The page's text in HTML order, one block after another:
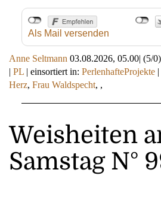
Als Mail versenden
Anne Seltmann 03.08.2026, 05.00| (5/0)
| PL | einsortiert in: PerlenhafteProjekte |
Herz, Frau Waldspecht, ,
Weisheiten
Samstag N°